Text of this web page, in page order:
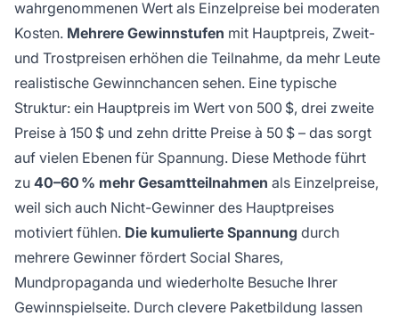
wahrgenommenen Wert als Einzelpreise bei moderaten
Kosten. Mehrere Gewinnstufen mit Hauptpreis, Zweit-
und Trostpreisen erhöhen die Teilnahme, da mehr Leute
realistische Gewinnchancen sehen. Eine typische
Struktur: ein Hauptpreis im Wert von 500 $, drei zweite
Preise à 150 $ und zehn dritte Preise à 50 $ – das sorgt
auf vielen Ebenen für Spannung. Diese Methode führt
zu 40–60 % mehr Gesamtteilnahmen als Einzelpreise,
weil sich auch Nicht-Gewinner des Hauptpreises
motiviert fühlen. Die kumulierte Spannung durch
mehrere Gewinner fördert Social Shares,
Mundpropaganda und wiederholte Besuche Ihrer
Gewinnspielseite. Durch clevere Paketbildung lassen